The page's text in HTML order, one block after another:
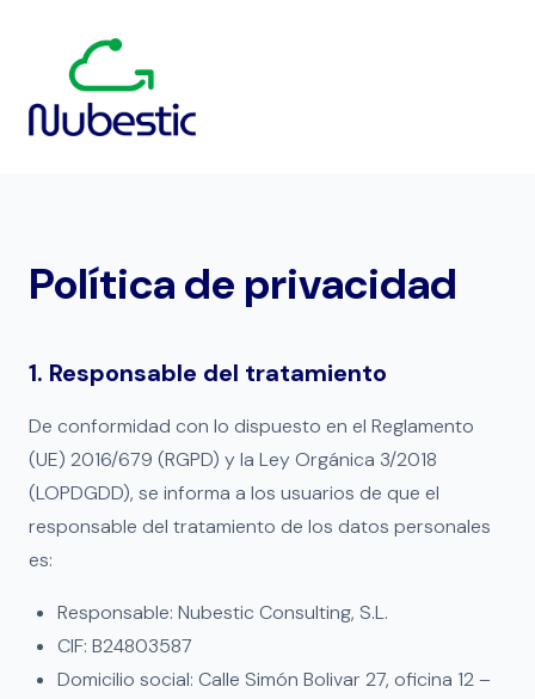
Política de privacidad
1. Responsable del tratamiento
De conformidad con lo dispuesto en el Reglamento
(UE) 2016/679 (RGPD) y la Ley Orgánica 3/2018
(LOPDGDD), se informa a los usuarios de que el
responsable del tratamiento de los datos personales
es:
Responsable: Nubestic Consulting, S.L.
CIF: B24803587
Domicilio social: Calle Simón Bolivar 27, oficina 12 –